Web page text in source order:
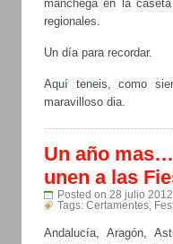
manchega en la
regionales.
Un día para recordar.
Aquí teneis, como
maravilloso dia.
Un año
unen a las
Posted on 28 julio 2012
Tags: Certamentes
Andalucía, Aragón,